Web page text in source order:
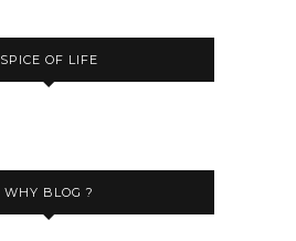
SPICE OF LIFE
WHY BLOG ?